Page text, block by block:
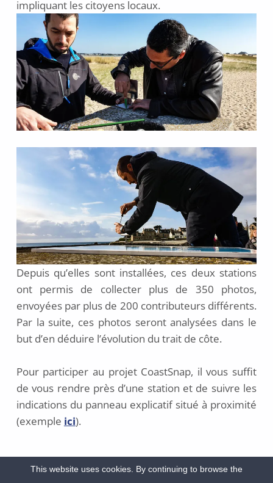
impliquant les citoyens locaux.
Depuis qu’elles sont installées, ces deux stations
ont permis de collecter plus de 350 photos,
envoyées par plus de 200 contributeurs différents.
Par la suite, ces photos seront analysées dans le
but d’en déduire l’évolution du trait de côte.
Pour participer au projet CoastSnap, il vous suffit
de vous rendre près d’une station et de suivre les
indications du panneau explicatif situé à proximité
(exemple ici).
This website uses cookies. By continuing to browse the